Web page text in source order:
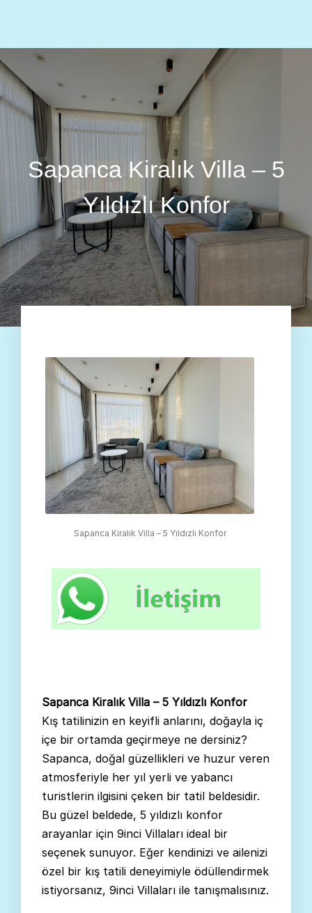
Sapanca Kiralık Villa – 5
Yıldızlı Konfor
Sapanca Kiralık Villa – 5 Yıldızlı Konfor
Sapanca Kiralık Villa – 5 Yıldızlı Konfor
Kış tatilinizin en keyifli anlarını, doğayla iç
içe bir ortamda geçirmeye ne dersiniz?
Sapanca, doğal güzellikleri ve huzur veren
atmosferiyle her yıl yerli ve yabancı
turistlerin ilgisini çeken bir tatil beldesidir.
Bu güzel beldede, 5 yıldızlı konfor
arayanlar için 9inci Villaları ideal bir
seçenek sunuyor. Eğer kendinizi ve ailenizi
özel bir kış tatili deneyimiyle ödüllendirmek
istiyorsanız, 9inci Villaları ile tanışmalısınız.